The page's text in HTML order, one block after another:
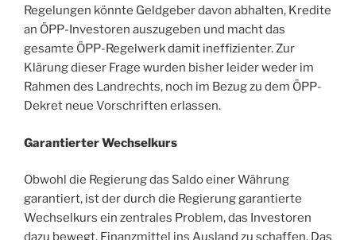
Regelungen könnte Geldgeber davon abhalten, Kredite
an ÖPP-Investoren auszugeben und macht das
gesamte ÖPP-Regelwerk damit ineffizienter. Zur
Klärung dieser Frage wurden bisher leider weder im
Rahmen des Landrechts, noch im Bezug zu dem ÖPP-
Dekret neue Vorschriften erlassen.
Garantierter Wechselkurs
Obwohl die Regierung das Saldo einer Währung
garantiert, ist der durch die Regierung garantierte
Wechselkurs ein zentrales Problem, das Investoren
dazu bewegt, Finanzmittel ins Ausland zu schaffen. Das